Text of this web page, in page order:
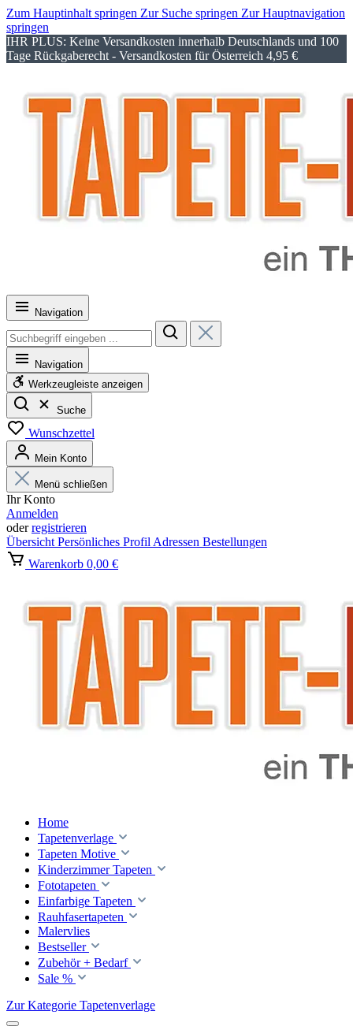
Zum Hauptinhalt springen Zur Suche springen Zur Hauptnavigation
springen
IHR PLUS: Keine Versandkosten innerhalb Deutschlands und 100
Tage Rückgaberecht - Versandkosten für Österreich 4,95 €
Navigation
Navigation
Werkzeugleiste anzeigen
Suche
Wunschzettel
Mein Konto
Menü schließen
Ihr Konto
Anmelden
oderregistrieren
Übersicht Persönliches Profil Adressen Bestellungen
Warenkorb 0,00 €
Home
Tapetenverlage
Tapeten Motive
Kinderzimmer Tapeten
Fototapeten
Einfarbige Tapeten
Rauhfasertapeten
Malervlies
Bestseller
Zubehör + Bedarf
Sale %
Zur Kategorie Tapetenverlage